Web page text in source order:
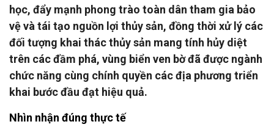
học, đẩy mạnh phong trào toàn dân tham gia bảo
vệ và tái tạo nguồn lợi thủy sản, đồng thời xử lý các
đối tượng khai thác thủy sản mang tính hủy diệt
trên các đầm phá, vùng biển ven bờ đã được ngành
chức năng cùng chính quyền các địa phương triển
khai bước đầu đạt hiệu quả.
Nhìn nhận đúng thực tế